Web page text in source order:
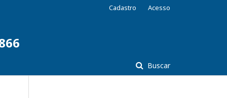
Buscar
Cadastro Acesso